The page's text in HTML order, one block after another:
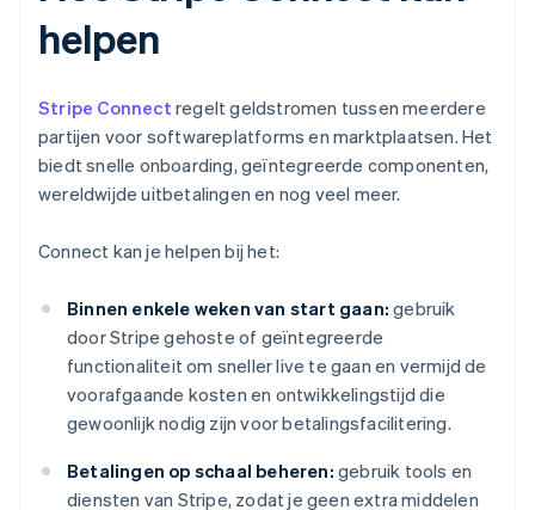
helpen
Stripe Connect regelt geldstromen tussen meerdere
partijen voor softwareplatforms en marktplaatsen. Het
biedt snelle onboarding, geïntegreerde componenten,
wereldwijde uitbetalingen en nog veel meer.
Connect kan je helpen bij het:
Binnen enkele weken van start gaan: gebruik
door Stripe gehoste of geïntegreerde
functionaliteit om sneller live te gaan en vermijd de
voorafgaande kosten en ontwikkelingstijd die
gewoonlijk nodig zijn voor betalingsfacilitering.
Betalingen op schaal beheren: gebruik tools en
diensten van Stripe, zodat je geen extra middelen